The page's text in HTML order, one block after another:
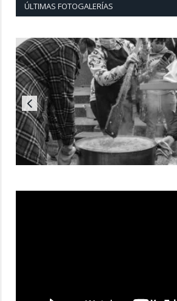
ÚLTIMAS FOTOGALERÍAS